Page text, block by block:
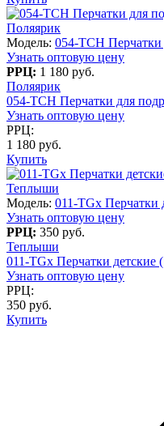
Поляярик
Модель: 054-TCH Перчатки
Узнать оптовую цену
РРЦ: 1 180 руб.
Поляярик
054-TCH Перчатки для
Узнать оптовую цену
РРЦ:
1 180 руб.
Купить
Теплыши
Модель: 011-TGx Перчатки
Узнать оптовую цену
РРЦ: 350 руб.
Теплыши
011-TGx Перчатки детские
Узнать оптовую цену
РРЦ:
350 руб.
Купить